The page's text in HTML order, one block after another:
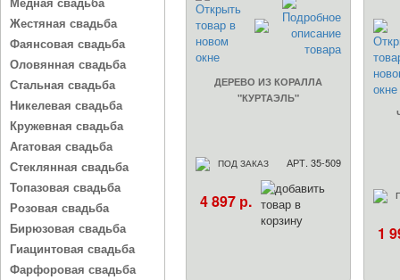
Жестяная свадьба
Фаянсовая свадьба
Оловянная свадьба
Стальная свадьба
Никелевая свадьба
Кружевная свадьба
Агатовая свадьба
Стеклянная свадьба
Топазовая свадьба
Розовая свадьба
Бирюзовая свадьба
Гиацинтовая свадьба
Фарфоровая свадьба
ДЕРЕВО ИЗ КОРАЛЛА
"КУРТАЭЛЬ"
ПОД ЗАКАЗ АРТ. 35-509
4 897 р.
1